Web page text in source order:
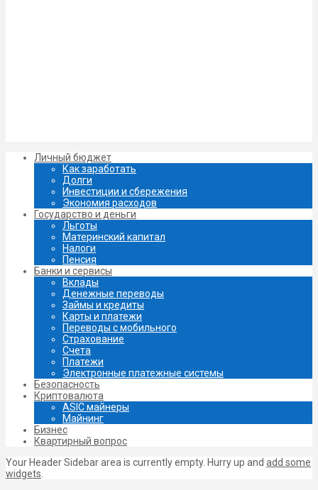
Личный бюджет
Как заработать
Долги
Инвестиции и сбережения
Экономия расходов
Государство и деньги
Льготы
Материнский капитал
Налоги
Пенсия
Банки и сервисы
Вклады
Денежные переводы
Займы и кредиты
Карты и платежи
Переводы с мобильного
Страхование
Счета
Платежи
Электронные платежные системы
Безопасность
Криптовалюта
ASIC майнеры
Майнинг
Бизнес
Квартирный вопрос
Your Header Sidebar area is currently empty. Hurry up and add some
widgets